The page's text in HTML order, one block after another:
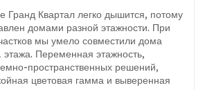
Гранд Квартал легко дышится, потому
домами разной этажности. При
мы умело совместили дома
этажа. Переменная этажность,
пространственных решений,
цветовая гамма и выверенная